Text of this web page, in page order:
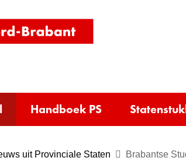
homepage)
Handboek PS
uit Provinciale Staten Brabantse